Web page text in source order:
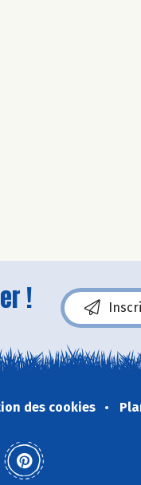
!
des cookies